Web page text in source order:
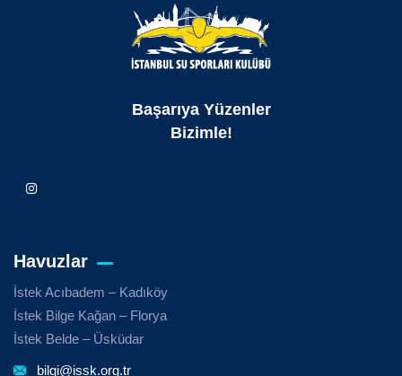
Başarıya Yüzenler
Bizimle!
Havuzlar
İstek Acıbadem – Kadıköy
İstek Bilge Kağan – Florya
İstek Belde – Üsküdar
bilgi@issk.org.tr